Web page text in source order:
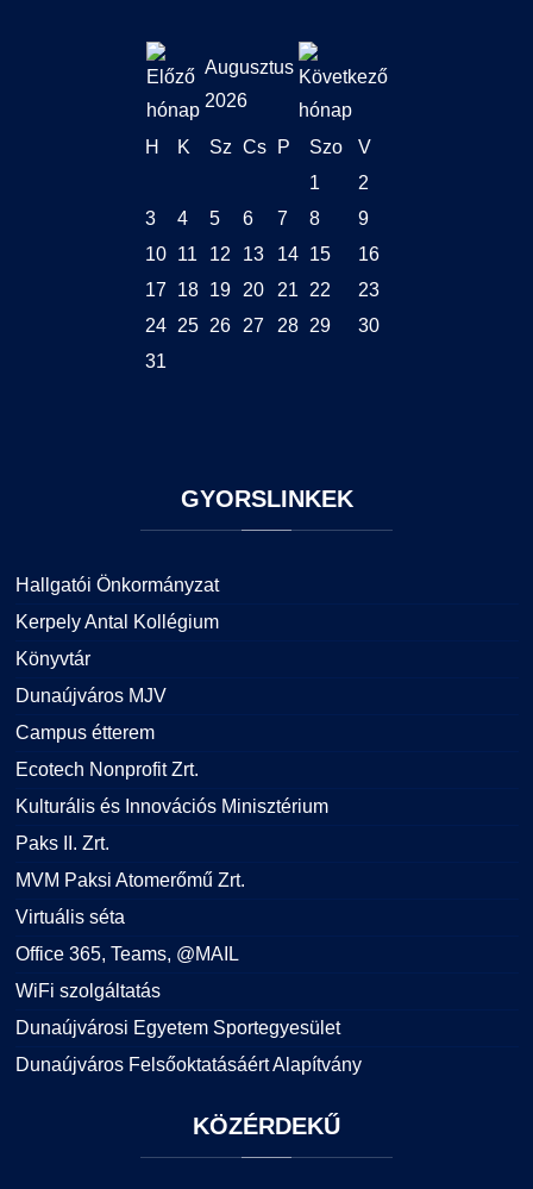
Augusztus
2026
H K Sz Cs P Szo
V
1
2
3
4 5 6 7 8
9
10
11 12 13 14 15
16
17
18 19 20 21 22
23
24
25 26 27 28 29
30
31
GYORSLINKEK
Hallgatói Önkormányzat
Kerpely Antal Kollégium
Könyvtár
Dunaújváros MJV
Campus étterem
Ecotech Nonprofit Zrt.
Kulturális és Innovációs Minisztérium
Paks II. Zrt.
MVM Paksi Atomerőmű Zrt.
Virtuális séta
Office 365, Teams, @MAIL
WiFi szolgáltatás
Dunaújvárosi Egyetem Sportegyesület
Dunaújváros Felsőoktatásáért Alapítvány
KÖZÉRDEKŰ